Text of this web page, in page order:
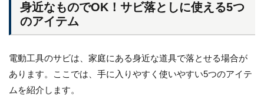
身近なものでOK！サビ落としに使える5つ
のアイテム
電動工具のサビは、家庭にある身近な道具で落とせる場合が
あります。ここでは、手に入りやすく使いやすい5つのアイテ
ムを紹介します。